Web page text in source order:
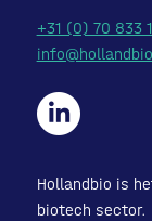
+31 (0) 70 833
Hollandbio is
biotech sector.